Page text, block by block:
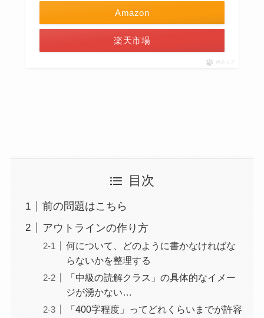
Amazon
楽天市場
ポチップ
目次
前の問題はこちら
アウトラインの作り方
何について、どのように書かなければな
らないかを整理する
「中級の読解クラス」の具体的なイメー
ジが湧かない…
「400字程度」ってどれくらいまでが許容